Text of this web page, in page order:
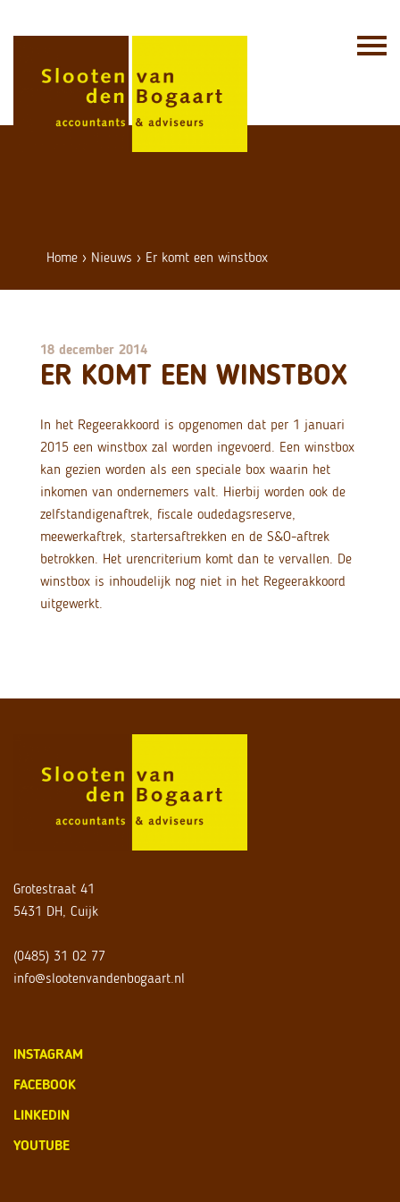
Home › Nieuws › Er komt een winstbox
18 december 2014
ER KOMT EEN WINSTBOX
In het Regeerakkoord is opgenomen dat per 1 januari
2015 een winstbox zal worden ingevoerd. Een winstbox
kan gezien worden als een speciale box waarin het
inkomen van ondernemers valt. Hierbij worden ook de
zelfstandigenaftrek, fiscale oudedagsreserve,
meewerkaftrek, startersaftrekken en de S&O-aftrek
betrokken. Het urencriterium komt dan te vervallen. De
winstbox is inhoudelijk nog niet in het Regeerakkoord
uitgewerkt.
Grotestraat 41
5431 DH, Cuijk
(0485) 31 02 77
info@slootenvandenbogaart.nl
INSTAGRAM
FACEBOOK
LINKEDIN
YOUTUBE